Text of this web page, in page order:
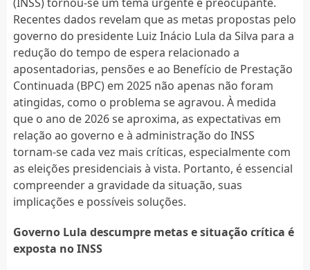
Recentes dados revelam que as metas propostas pelo
governo do presidente Luiz Inácio Lula da Silva para a
redução do tempo de espera relacionado a
aposentadorias, pensões e ao Benefício de Prestação
Continuada (BPC) em 2025 não apenas não foram
atingidas, como o problema se agravou. À medida
que o ano de 2026 se aproxima, as expectativas em
relação ao governo e à administração do INSS
tornam-se cada vez mais críticas, especialmente com
as eleições presidenciais à vista. Portanto, é essencial
compreender a gravidade da situação, suas
implicações e possíveis soluções.
Governo Lula descumpre metas e situação crítica é
exposta no INSS